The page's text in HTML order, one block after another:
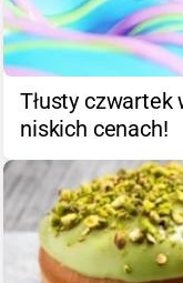
Tłusty czwartek
niskich cenach!